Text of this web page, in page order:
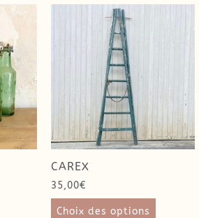
CAREX
35,00€
Choix des options